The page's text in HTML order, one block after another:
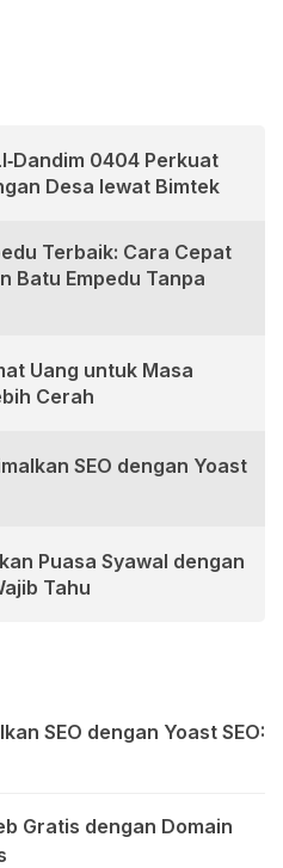
0404 Perkuat
Desa lewat Bimtek
Terbaik: Cara Cepat
Batu Empedu Tanpa
Uang untuk Masa
Cerah
SEO dengan Yoast
Puasa Syawal dengan
Tahu
SEO dengan Yoast SEO:
Gratis dengan Domain